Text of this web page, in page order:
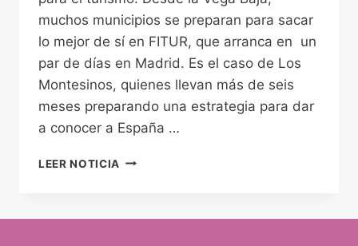
muchos municipios se preparan para sacar
lo mejor de sí en FITUR, que arranca en un
par de días en Madrid. Es el caso de Los
Montesinos, quienes llevan más de seis
meses preparando una estrategia para dar
a conocer a España …
LEER NOTICIA ANA